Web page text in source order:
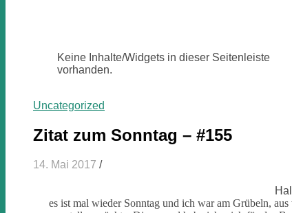
Keine Inhalte/Widgets in dieser Seitenleiste
vorhanden.
Uncategorized
Zitat zum Sonntag – #155
14. Mai 2017 /
es ist mal wieder Sonntag und ich war am Grübeln,